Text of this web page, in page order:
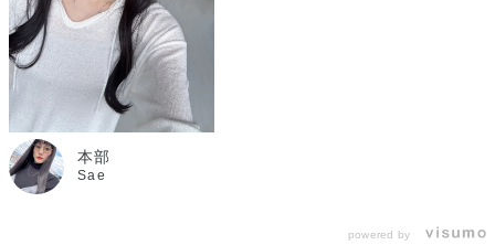
本部
Sae
powered by